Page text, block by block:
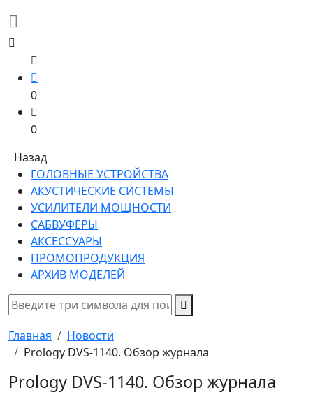
0
0
Назад
ГОЛОВНЫЕ УСТРОЙСТВА
АКУСТИЧЕСКИЕ СИСТЕМЫ
УСИЛИТЕЛИ МОЩНОСТИ
САБВУФЕРЫ
АКСЕССУАРЫ
ПРОМОПРОДУКЦИЯ
АРХИВ МОДЕЛЕЙ
Главная
Новости
Prology DVS-1140. Обзор журнала
Prology DVS-1140. Обзор журнала